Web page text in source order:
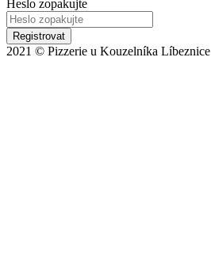
Heslo zopakujte
Registrovat
2021 © Pizzerie u Kouzelníka Líbeznice